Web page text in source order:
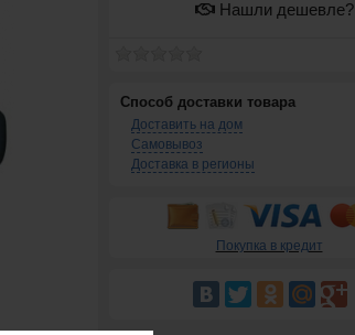
Нашли дешевле?
Способ доставки товара
Доставить на дом
Самовывоз
Доставка в регионы
Покупка в кредит